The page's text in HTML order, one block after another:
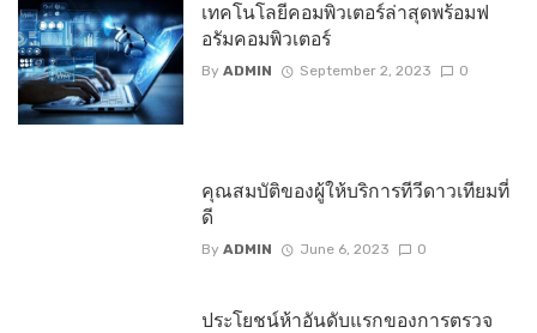
เทคโนโลยีคอมพิวเตอร์ล่าสุดพร้อมฟ
อรัมคอมพิวเตอร์
By ADMIN September 2, 2023 0
คุณสมบัติของผู้ให้บริการทีวีดาวเทียมที่
ดี
By ADMIN June 6, 2023 0
ประโยชน์ห้าอันดับแรกของการตรวจ